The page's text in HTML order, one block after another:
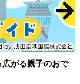
広がる親子のおで